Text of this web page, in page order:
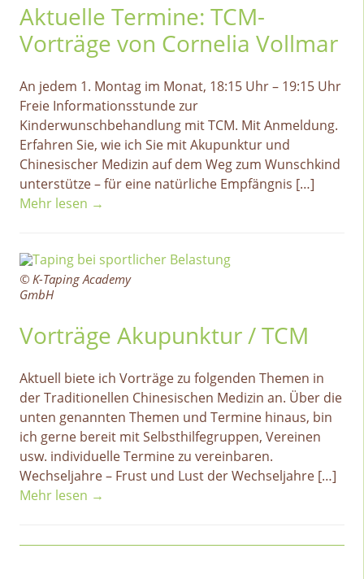
Aktuelle Termine: TCM-
Vorträge von Cornelia Vollmar
An jedem 1. Montag im Monat, 18:15 Uhr – 19:15 Uhr
Freie Informationsstunde zur
Kinderwunschbehandlung mit TCM. Mit Anmeldung.
Erfahren Sie, wie ich Sie mit Akupunktur und
Chinesischer Medizin auf dem Weg zum Wunschkind
unterstütze – für eine natürliche Empfängnis […]
Mehr lesen →
© K-Taping Academy
GmbH
Vorträge Akupunktur / TCM
Aktuell biete ich Vorträge zu folgenden Themen in
der Traditionellen Chinesischen Medizin an. Über die
unten genannten Themen und Termine hinaus, bin
ich gerne bereit mit Selbsthilfegruppen, Vereinen
usw. individuelle Termine zu vereinbaren.
Wechseljahre – Frust und Lust der Wechseljahre […]
Mehr lesen →